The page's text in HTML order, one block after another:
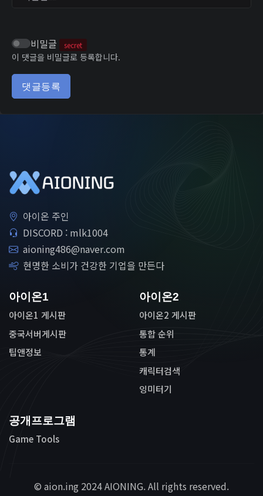
비밀글 secret
이 댓글을 비밀글로 등록합니다.
댓글등록
아이온 주인
DISCORD : mlk1004
aioning486@naver.com
현명한 소비가 건강한 기업을 만든다
아이온1
아이온1 게시판
중국서버게시판
팁앤정보
아이온2
아이온2 게시판
통합 순위
통계
캐릭터검색
잉미터기
공개프로그램
Game Tools
© aion.ing 2024 AIONING. All rights reserved.